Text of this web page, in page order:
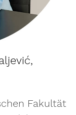
Fakultät